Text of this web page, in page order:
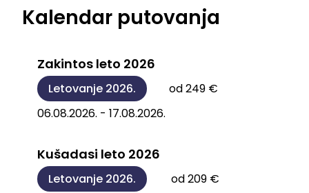
Kalendar putovanja
Zakintos leto 2026
Letovanje 2026.
od 249 €
06.08.2026. - 17.08.2026.
Kušadasi leto 2026
Letovanje 2026.
od 209 €